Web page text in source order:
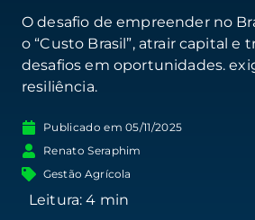
O desafio de empreender no
o “Custo Brasil”, atrair capital e
desafios em oportunidades.
resiliência.
Publicado em 05/11/2025
Renato Seraphim
Gestão Agrícola